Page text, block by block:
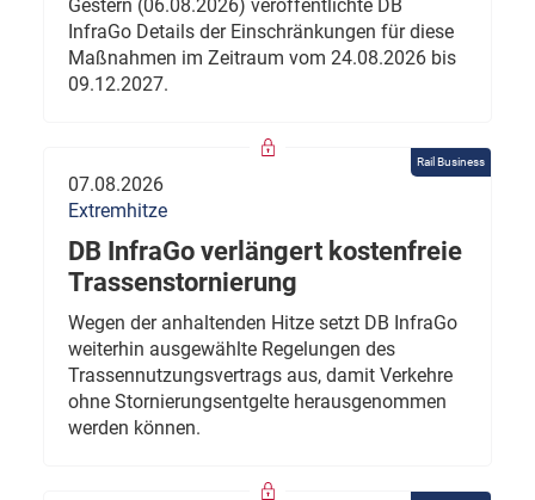
Gestern (06.08.2026) veröffentlichte DB
InfraGo Details der Einschränkungen für diese
Maßnahmen im Zeitraum vom 24.08.2026 bis
09.12.2027.
Rail Business
07.08.2026
Extremhitze
DB InfraGo verlängert kostenfreie
Trassenstornierung
Wegen der anhaltenden Hitze setzt DB InfraGo
weiterhin ausgewählte Regelungen des
Trassennutzungsvertrags aus, damit Verkehre
ohne Stornierungsentgelte herausgenommen
werden können.